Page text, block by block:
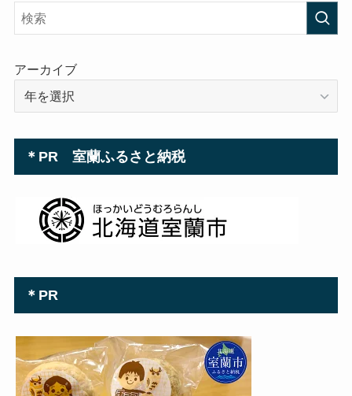
レ
ス
アーカイブ
＊PR 室蘭ふるさと納税
＊PR